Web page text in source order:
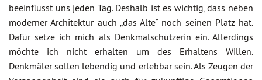
beeinflusst uns jeden Tag. Deshalb ist es wichtig, dass neben
moderner Architektur auch „das Alte“ noch seinen Platz hat.
Dafür setze ich mich als Denkmalschützerin ein. Allerdings
möchte ich nicht erhalten um des Erhaltens Willen.
Denkmäler sollen lebendig und erlebbar sein. Als Zeugen der